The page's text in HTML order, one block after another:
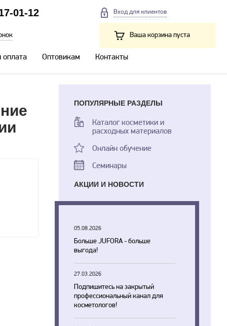
01-12
Вход для клиентов
Ваша корзина пуста
оплата Оптовикам Контакты
ПОПУЛЯРНЫЕ РАЗДЕЛЫ
Каталог косметики и
расходных материалов
Онлайн обучение
Семинары
АКЦИИ И НОВОСТИ
05.08.2026
Больше JUFORA - больше
выгода!
27.03.2026
Подпишитесь на закрытый
профессиональный канал для
косметологов!